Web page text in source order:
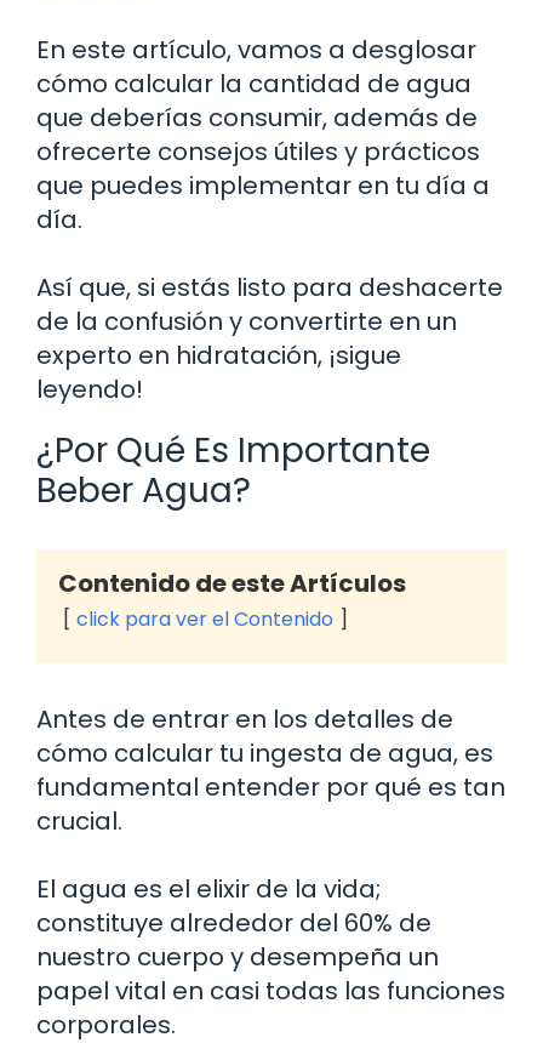
En este artículo, vamos a desglosar
cómo calcular la cantidad de agua
que deberías consumir, además de
ofrecerte consejos útiles y prácticos
que puedes implementar en tu día a
día.
Así que, si estás listo para deshacerte
de la confusión y convertirte en un
experto en hidratación, ¡sigue
leyendo!
¿Por Qué Es Importante
Beber Agua?
Contenido de este Artículos
click para ver el Contenido
Antes de entrar en los detalles de
cómo calcular tu ingesta de agua, es
fundamental entender por qué es tan
crucial.
El agua es el elixir de la vida;
constituye alrededor del 60% de
nuestro cuerpo y desempeña un
papel vital en casi todas las funciones
corporales.